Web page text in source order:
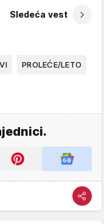
Sledeća vest
PROLEĆE/LETO